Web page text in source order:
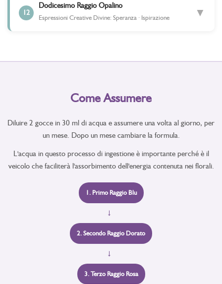
12
Dodicesimo Raggio Opalino
Espressioni Creative Divine: Speranza · Ispirazione ▼
Come Assumere
Diluire 2 gocce in 30 ml di acqua e assumere una volta al giorno, per
un mese. Dopo un mese cambiare la formula.
L'acqua in questo processo di ingestione è importante perché è il
veicolo che faciliterà l'assorbimento dell'energia contenuta nei florali.
1. Primo Raggio Blu
→
2. Secondo Raggio Dorato
→
3. Terzo Raggio Rosa